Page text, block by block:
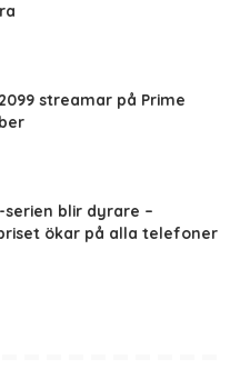
streamar på Prime
serien blir dyrare –
ökar på alla telefoner